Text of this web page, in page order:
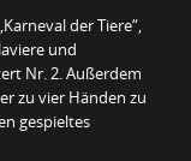
der Tiere“,
und
Nr. 2. Außerdem
zu vier Händen zu
gespieltes